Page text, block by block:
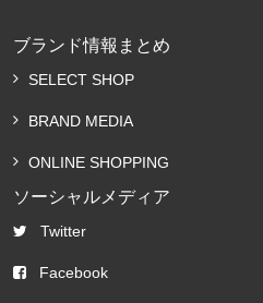
ブランド情報まとめ
SELECT SHOP
BRAND MEDIA
ONLINE SHOPPING
ソーシャルメディア
Twitter
Facebook